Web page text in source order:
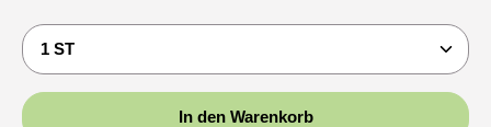
Produkt Anzahl: Gib den gewünschten Wert ein
In den Warenkorb